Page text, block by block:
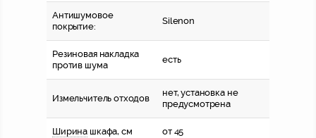
Антишумовое
покрытие:
Silenon
Резиновая накладка
против шума
есть
Измельчитель отходов
нет, установка не
предусмотрена
Ширина шкафа, см от 45